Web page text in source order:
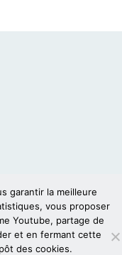
garantir la meilleure
vous proposer
Youtube, partage de
et en fermant cette
des cookies.